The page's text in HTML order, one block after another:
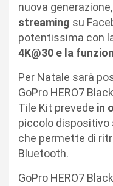
nuova
streaming su
potentissima con
4K@30 e la
Per Natale sarà
GoPro HERO7 Black
Tile Kit prevede in
piccolo dispositivo
che permette di
Bluetooth.
GoPro HERO7